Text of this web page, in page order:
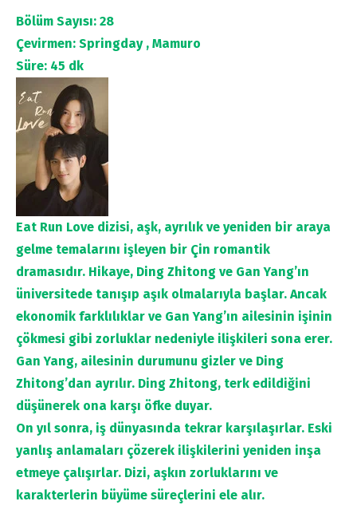
Bölüm Sayısı: 28
Çevirmen: Springday , Mamuro
Süre: 45 dk
Eat Run Love dizisi, aşk, ayrılık ve yeniden bir araya
gelme temalarını işleyen bir Çin romantik
dramasıdır. Hikaye, Ding Zhitong ve Gan Yang’ın
üniversitede tanışıp aşık olmalarıyla başlar. Ancak
ekonomik farklılıklar ve Gan Yang’ın ailesinin işinin
çökmesi gibi zorluklar nedeniyle ilişkileri sona erer.
Gan Yang, ailesinin durumunu gizler ve Ding
Zhitong’dan ayrılır. Ding Zhitong, terk edildiğini
düşünerek ona karşı öfke duyar.
On yıl sonra, iş dünyasında tekrar karşılaşırlar. Eski
yanlış anlamaları çözerek ilişkilerini yeniden inşa
etmeye çalışırlar. Dizi, aşkın zorluklarını ve
karakterlerin büyüme süreçlerini ele alır.